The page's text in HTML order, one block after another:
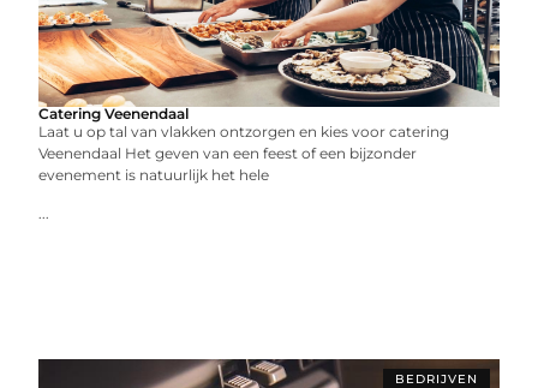
Catering Veenendaal
Laat u op tal van vlakken ontzorgen en kies voor catering
Veenendaal Het geven van een feest of een bijzonder
evenement is natuurlijk het hele
...
BEDRIJVEN